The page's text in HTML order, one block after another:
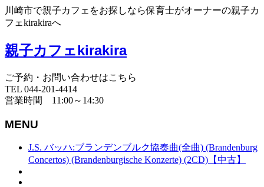
川崎市で親子カフェをお探しなら保育士がオーナーの親子カ
フェkirakiraへ
親子カフェkirakira
ご予約・お問い合わせはこちら
TEL 044-201-4414
営業時間 11:00～14:30
MENU
J.S. バッハ:ブランデンブルク協奏曲(全曲) (Brandenburg
Concertos) (Brandenburgische Konzerte) (2CD)【中古】